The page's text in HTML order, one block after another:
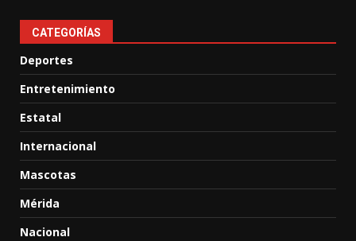
CATEGORÍAS
Deportes
Entretenimiento
Estatal
Internacional
Mascotas
Mérida
Nacional